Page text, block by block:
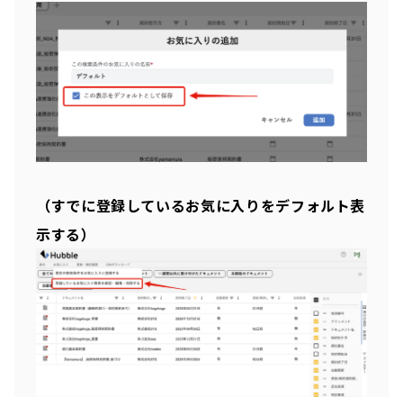
（すでに登録しているお気に入りをデフォルト表
示する）